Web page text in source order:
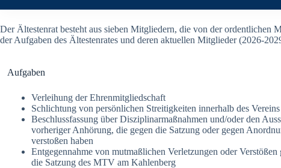
Der Ältestenrat besteht aus sieben Mitgliedern, die von der ordentlichen
der Aufgaben des Ältestenrates und deren aktuellen Mitglieder (2026-
Aufgaben
Verleihung der Ehrenmitgliedschaft
Schlichtung von persönlichen Streitigkeiten innerhalb des Vereins
Beschlussfassung über Disziplinarmaßnahmen und/oder den
vorheriger Anhörung, die gegen die Satzung oder gegen
verstoßen haben
Entgegennahme von mutmaßlichen Verletzungen oder Verstößen
die Satzung des MTV am Kahlenberg